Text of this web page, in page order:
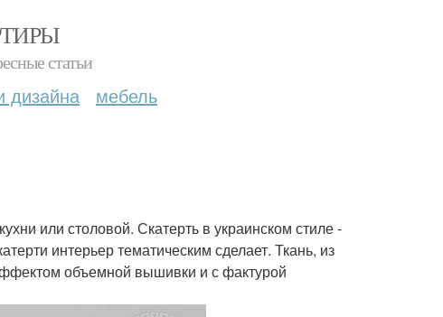
статьи
дизайна мебель
или столовой. Скатерть в украинском стиле -
интерьер тематическим сделает. Ткань, из
объемной вышивки и с фактурой